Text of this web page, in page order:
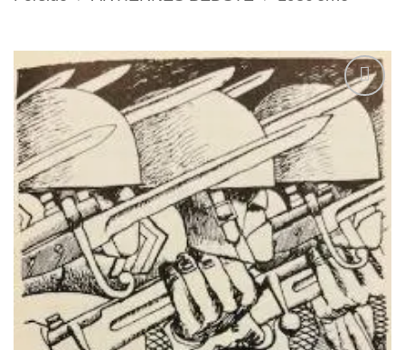
Tilføj
som
favorit